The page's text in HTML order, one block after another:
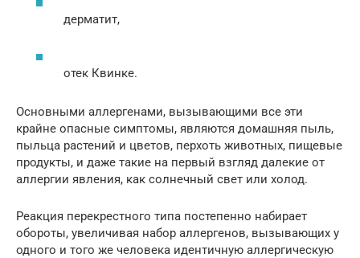
дерматит,
отек Квинке.
Основными аллергенами, вызывающими все эти
крайне опасные симптомы, являются домашняя пыль,
пыльца растений и цветов, перхоть животных, пищевые
продукты, и даже такие на первый взгляд далекие от
аллергии явления, как солнечный свет или холод.
Реакция перекрестного типа постепенно набирает
обороты, увеличивая набор аллергенов, вызывающих у
одного и того же человека идентичную аллергическую